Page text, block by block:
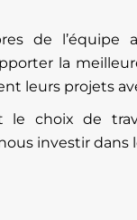
de
la
leurs projets
choix de
investir